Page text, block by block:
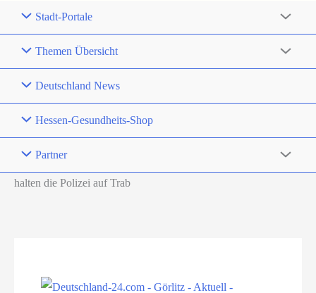
Stadt-Portale
Themen Übersicht
Deutschland News
Hessen-Gesundheits-Shop
Partner
halten die Polizei auf Trab